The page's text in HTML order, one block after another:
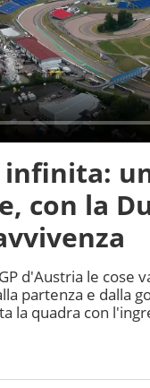
infinita:
con la
d'Austria le cose
partenza e dalla
la quadra con